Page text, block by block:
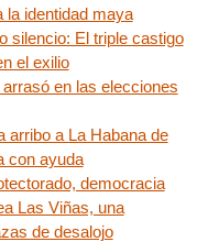
la identidad maya
silencio: El triple castigo
el exilio
en las elecciones
arribo a La Habana de
con ayuda
democracia
Las Viñas, una
de desalojo